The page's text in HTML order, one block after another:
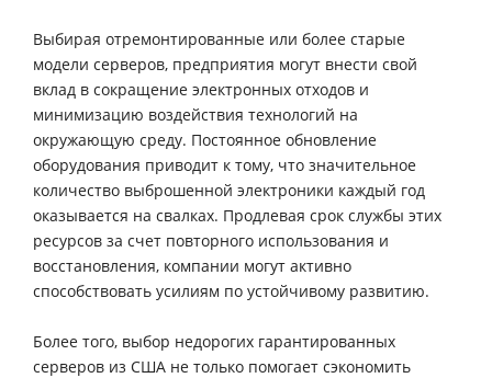
Выбирая отремонтированные или более старые
модели серверов, предприятия могут внести свой
вклад в сокращение электронных отходов и
минимизацию воздействия технологий на
окружающую среду. Постоянное обновление
оборудования приводит к тому, что значительное
количество выброшенной электроники каждый год
оказывается на свалках. Продлевая срок службы этих
ресурсов за счет повторного использования и
восстановления, компании могут активно
способствовать усилиям по устойчивому развитию.
Более того, выбор недорогих гарантированных
серверов из США не только помогает сэкономить